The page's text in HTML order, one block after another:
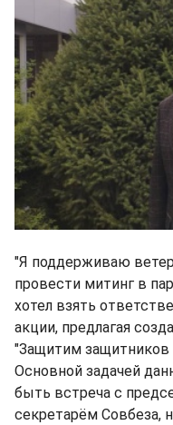
"Я поддерживаю
провести митинг в
хотел взять
акции, предлагая
"Защитим защитников
Основной задачей
быть встреча с
секретарём Совбеза,